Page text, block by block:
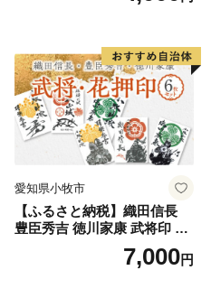
牧市 お取り寄せ 送料無料
愛知県小牧市
【ふるさと納税】織田信長
豊臣秀吉 徳川家康 武将印 花
押印 6枚 セット イラスト 戦
国 武将 小牧山城 墨絵 龍画師
7,000円